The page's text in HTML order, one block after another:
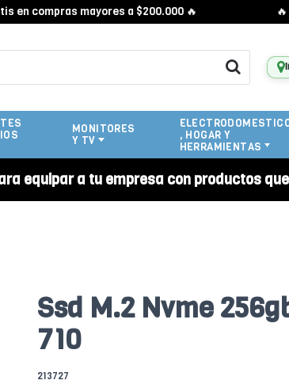
compras mayores a $200.000 🔥 🔥
MONITORES
Y TV
, HOGAR Y
HERRAMIENTAS
equipar a tu empresa con productos
Ssd M.2 Nvme
710
213727